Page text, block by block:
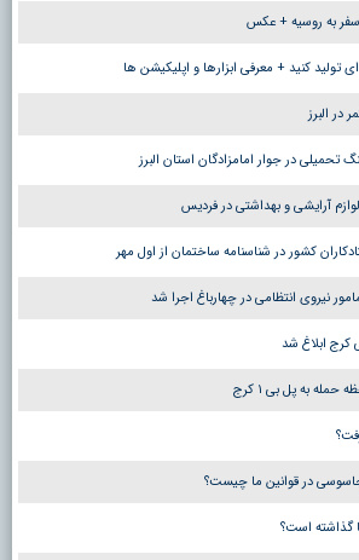
سفر به روسیه + عکس
تولید کنید + معرفی ابزارها و اپلیکیشن ها
در البرز
آرایشی و بهداشتی در فردیس
کشور در شناسنامه ساختمان از اول مهر
نیروی انتظامی در چهارباغ اجرا شد
کرج ابلاغ شد
به پل بی ۱ کرج
در قوانین ما چیست؟
گذاشته است؟